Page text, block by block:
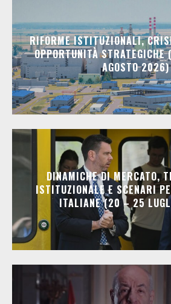
RIFORME ISTITUZIONALI,
OPPORTUNITÀ
AGOSTO 2026)
DINAMICHE DI MERCATO,
ISTITUZIONALE E SCENARI
ITALIANE (20 – 25